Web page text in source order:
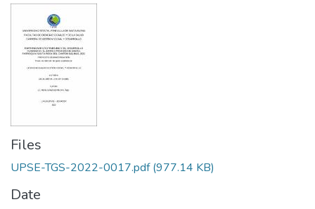
Files
UPSE-TGS-2022-0017.pdf(977.14 KB)
Date